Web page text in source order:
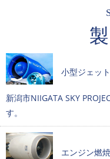
小型ジェッ
新潟市NIIGATA SKY
す。
エンジン燃